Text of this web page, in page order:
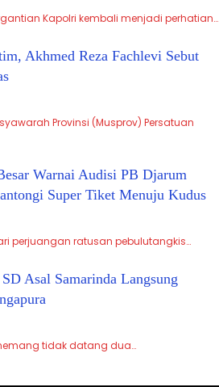
Kapolri kembali menjadi perhatian…
Akhmed Reza Fachlevi Sebut
Provinsi (Musprov) Persatuan
Warnai Audisi PB Djarum
Super Tiket Menuju Kudus
perjuangan ratusan pebulutangkis…
Asal Samarinda Langsung
tidak datang dua…